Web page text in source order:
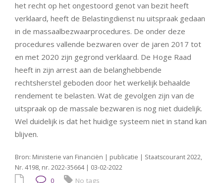
het recht op het ongestoord genot van bezit heeft
verklaard, heeft de Belastingdienst nu uitspraak gedaan
in de massaalbezwaarprocedures. De onder deze
procedures vallende bezwaren over de jaren 2017 tot
en met 2020 zijn gegrond verklaard. De Hoge Raad
heeft in zijn arrest aan de belanghebbende
rechtsherstel geboden door het werkelijk behaalde
rendement te belasten. Wat de gevolgen zijn van de
uitspraak op de massale bezwaren is nog niet duidelijk.
Wel duidelijk is dat het huidige systeem niet in stand kan
blijven.
Bron: Ministerie van Financiën | publicatie | Staatscourant 2022,
Nr. 4198, nr. 2022-35664 | 03-02-2022
0 No tags